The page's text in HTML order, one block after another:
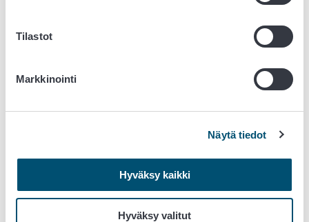
Tilastot
Markkinointi
Näytä tiedot
Hyväksy kaikki
Hyväksy valitut
Siemenen eloonjäämiskäyrästä näkyy, että tietyn kohdan
jälkeen itävyys (germination) alenee voimakkaasti ja
elinvoima (vigor) vielä aikaisemmin (kuva Marcos-Filho